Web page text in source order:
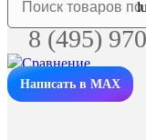
8 (495)
Написать в MAX